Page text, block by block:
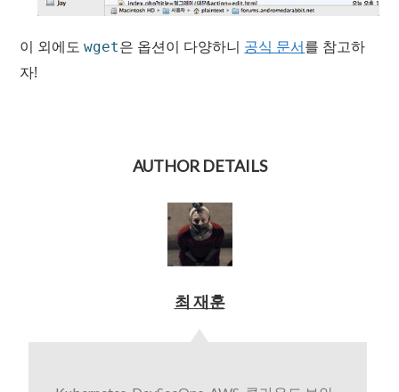
이 외에도wget은 옵션이 다양하니 공식 문서를 참고하
자!
AUTHOR DETAILS
최 재훈